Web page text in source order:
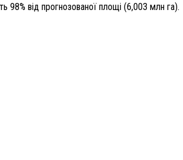
98% від прогнозованої площі (6,003 млн га).